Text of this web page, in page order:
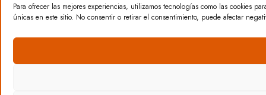
Para ofrecer las mejores experiencias, utilizamos tecnologías como las cookies
únicas en este sitio. No consentir o retirar el consentimiento, puede afectar